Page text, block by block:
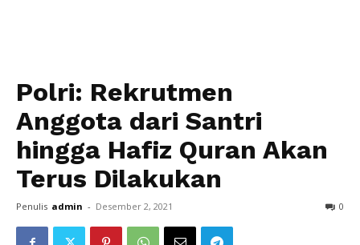
Polri: Rekrutmen
Anggota dari Santri
hingga Hafiz Quran Akan
Terus Dilakukan
Penulis admin - Desember 2, 2021 0